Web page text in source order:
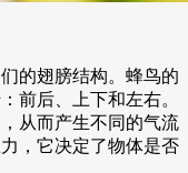
的翅膀结构。蜂鸟的
前后、上下和左右。
从而产生不同的气流
，它决定了物体是否